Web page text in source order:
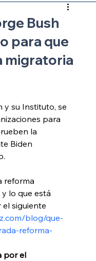
Bush
para que
migratoria
y su Instituto, se
para
la
Biden
reforma
lo que está
el siguiente
blog/que-
reforma-
por el